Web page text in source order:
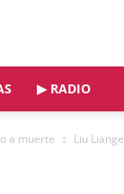
▶ RADIO
a muerte Liu Liange